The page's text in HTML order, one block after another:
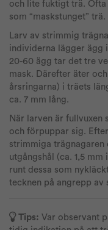
och lite fuktigt trä. Ofta
som “maskstunget” trä.
Larv av strimmig
individerna lägger ägg
20-60 ägg tar det tre
mask. Därefter äter
årsringarna) i träets
ca. 7 mm lång.
När larven är fullvuxen
och förpuppar sig.
strimmiga
utgångshål (ca. 1,5
runt dessa som
tecknen på angrepp
Tips: Var observant